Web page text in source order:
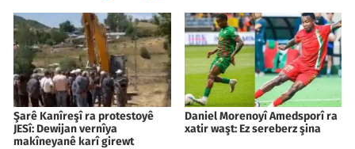
Şarê Kanîreşî ra protestoyê
JESî: Dewijan vernîya
makîneyanê karî girewt
Daniel Morenoyî Amedsporî ra
xatir waşt: Ez sereberz şina